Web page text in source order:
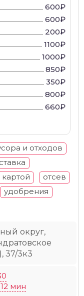
600₽
600₽
200₽
1100₽
1000₽
850₽
350₽
800₽
660₽
и отходов
картой
отсев
удобрения
округ,
37/3к3
мин